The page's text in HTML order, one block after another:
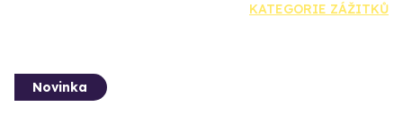
KATEGORIE ZÁŽITKŮ
Novinka